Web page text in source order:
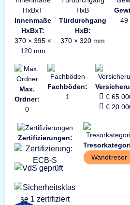
Innenmaße
HxBxT:
370 × 395 ×
120 mm
Türdurchgang
HxB:
370 × 320 mm
49
Max.
Ordner:
0
Fachböden:
1
€
€
Zertifizierungen:
Wandtresor